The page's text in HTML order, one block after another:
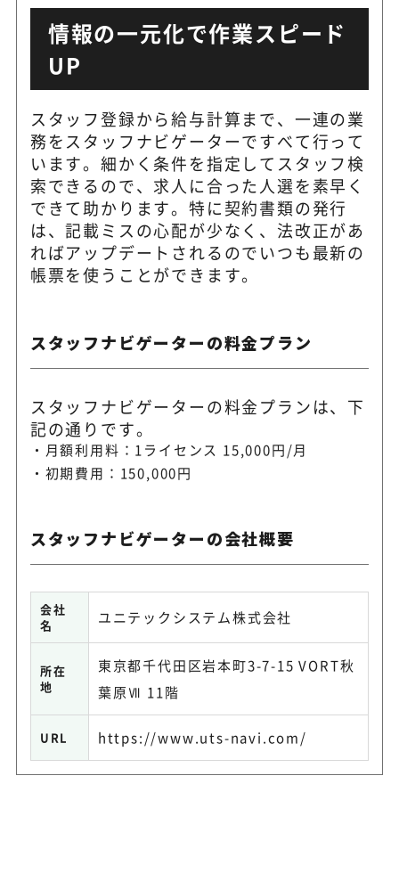
情報の一元化で作業スピード
UP
スタッフ登録から給与計算まで、一連の業
務をスタッフナビゲーターですべて行って
います。細かく条件を指定してスタッフ検
索できるので、求人に合った人選を素早く
できて助かります。特に契約書類の発行
は、記載ミスの心配が少なく、法改正があ
ればアップデートされるのでいつも最新の
帳票を使うことができます。
スタッフナビゲーターの料金プラン
スタッフナビゲーターの料金プランは、下
記の通りです。
月額利用料：1ライセンス 15,000円/月
初期費用：150,000円
スタッフナビゲーターの会社概要
会社
名
ユニテックシステム株式会社
所在
地
東京都千代田区岩本町3-7-15 VORT秋
葉原Ⅶ 11階
URL https://www.uts-navi.com/